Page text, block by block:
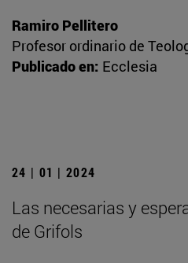
Ramiro Pellitero
Profesor ordinario de
Publicado en: Ecclesia
24 | 01 | 2024
Las necesarias y
de Grifols